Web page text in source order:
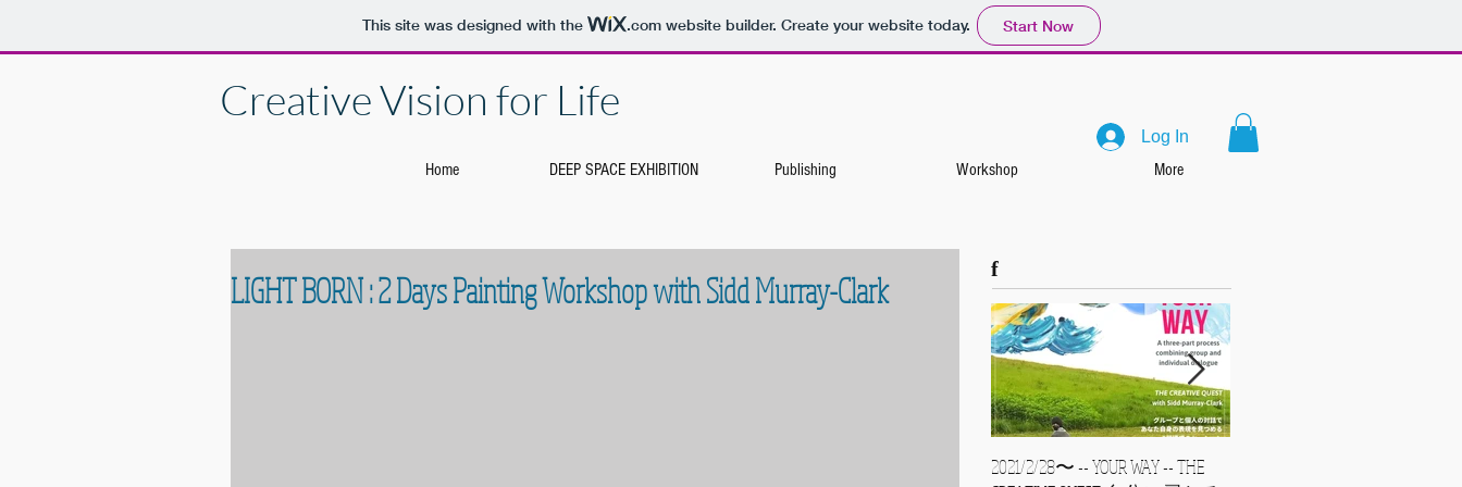
This site was designed with the .comwebsite builder. Create your website today. Start Now
Creative Vision for Life
Home DEEP SPACE EXHIBITION Publishing Workshop More
Log In
LIGHT BORN : 2 Days Painting Workshop with Sidd Murray-Clark
f
2021/2/28〜 -- YOUR WAY -- THE